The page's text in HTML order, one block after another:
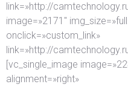
link=»http://
image=»2171″
onclick=»custom_link»
link=»http://
[vc_single_image
alignment=»right»